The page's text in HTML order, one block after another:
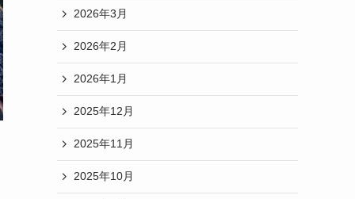
2026年3月
2026年2月
2026年1月
2025年12月
2025年11月
2025年10月